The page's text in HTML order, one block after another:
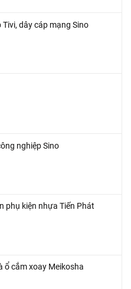
dây cáp mạng Sino
nghiệp Sino
phụ kiện nhựa Tiến Phát
ổ cắm xoay Meikosha